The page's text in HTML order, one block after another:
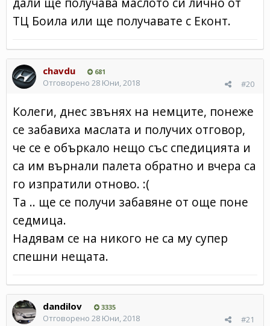
ТЦ Боила или ще получавате с Еконт.
chavdu 681
#20
Отговорено 28 Юни, 2018
Колеги, днес звънях на немците, понеже
се забавиха маслата и получих отговор,
че се е объркало нещо със спедицията и
са им върнали палета обратно и вчера са
го изпратили отново. :(
Та .. ще се получи забавяне от още поне
седмица.
Надявам се на никого не са му супер
спешни нещата.
dandilov 3335
#21
Отговорено 28 Юни, 2018